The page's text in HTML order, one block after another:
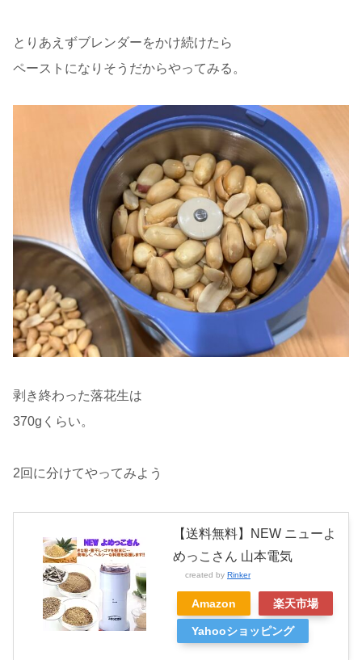
とりあえずブレンダーをかけ続けたら
ペーストになりそうだからやってみる。
剥き終わった落花生は
370gくらい。
2回に分けてやってみよう
【送料無料】NEW ニューよ
めっこさん 山本電気
created by Rinker
Amazon 楽天市場
Yahooショッピング